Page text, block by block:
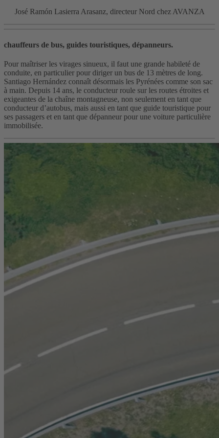
José Ramón Lasierra Arasanz, directeur Nord chez AVANZA
chauffeurs de bus, guides touristiques, dépanneurs.
Pour maîtriser les virages sinueux, il faut une grande habileté de
conduite, en particulier pour diriger un bus de 13 mètres de long.
Santiago Hernández connaît désormais les Pyrénées comme son sac
à main. Depuis 14 ans, le conducteur roule sur les routes étroites et
exigeantes de la chaîne montagneuse, non seulement en tant que
conducteur d’autobus, mais aussi en tant que guide touristique pour
ses passagers et en tant que dépanneur pour une voiture particulière
immobilisée.